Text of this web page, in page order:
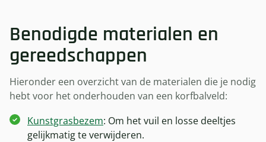
Benodigde materialen en
gereedschappen
Hieronder een overzicht van de materialen die je nodig
hebt voor het onderhouden van een korfbalveld:
Kunstgrasbezem: Om het vuil en losse deeltjes
gelijkmatig te verwijderen.